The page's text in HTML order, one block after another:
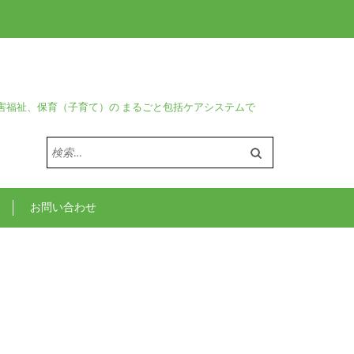
祉、保育（子育て）の まるごと包括ケアシステムで
検
索:
お問い合わせ